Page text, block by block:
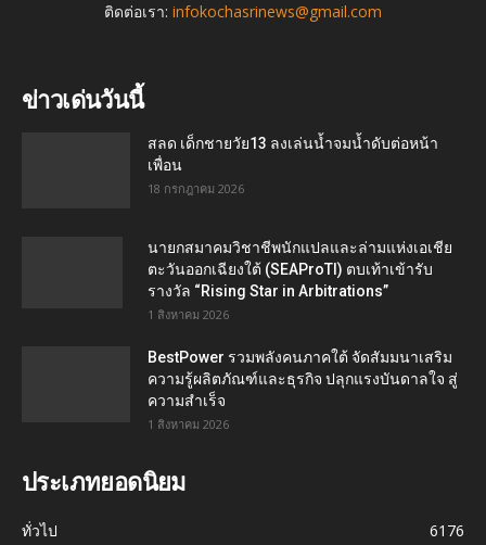
ติดต่อเรา: infokochasrinews@gmail.com
ข่าวเด่นวันนี้
สลด เด็กชายวัย13 ลงเล่นน้ำจมน้ำดับต่อหน้า
เพื่อน
18 กรกฎาคม 2026
นายกสมาคมวิชาชีพนักแปลและล่ามแห่งเอเชีย
ตะวันออกเฉียงใต้ (SEAProTI) ตบเท้าเข้ารับ
รางวัล “Rising Star in Arbitrations”
1 สิงหาคม 2026
BestPower รวมพลังคนภาคใต้ จัดสัมมนาเสริม
ความรู้ผลิตภัณฑ์และธุรกิจ ปลุกแรงบันดาลใจ สู่
ความสำเร็จ
1 สิงหาคม 2026
ประเภทยอดนิยม
ทั่วไป 6176